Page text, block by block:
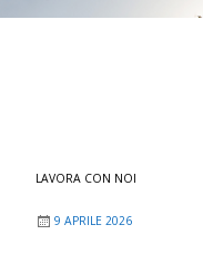
t
LAVORA CON NOI
9 APRILE 2026